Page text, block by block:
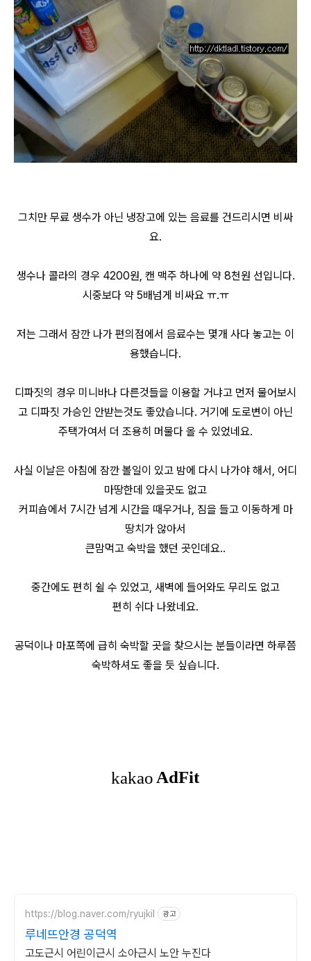
그치만 무료 생수가 아닌 냉장고에 있는 음료를 건드리시면 비싸
요.
생수나 콜라의 경우 4200원, 캔 맥주 하나에 약 8천원 선입니다.
시중보다 약 5배넘게 비싸요 ㅠ.ㅠ
저는 그래서 잠깐 나가 편의점에서 음료수는 몇개 사다 놓고는 이
용했습니다.
디파짓의 경우 미니바나 다른것들을 이용할 거냐고 먼저 물어보시
고 디파짓 가승인 안받는것도 좋았습니다. 거기에 도로변이 아닌
주택가여서 더 조용히 머물다 올 수 있었네요.
사실 이날은 아침에 잠깐 볼일이 있고 밤에 다시 나가야 해서, 어디
마땅한데 있을곳도 없고
커피숍에서 7시간 넘게 시간을 때우거나, 짐을 들고 이동하게 마
땅치가 않아서
큰맘먹고 숙박을 했던 곳인데요..
중간에도 편히 쉴 수 있었고, 새벽에 들어와도 무리도 없고
편히 쉬다 나왔네요.
공덕이나 마포쪽에 급히 숙박할 곳을 찾으시는 분들이라면 하루쯤
숙박하셔도 좋을 듯 싶습니다.
https://blog.naver.com/ryujkil 광고
루네뜨안경 공덕역
고도근시 어린이근시 소아근시 노안 누진다